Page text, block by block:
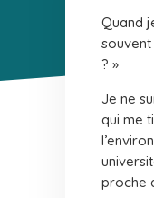
Quand
? »
Je ne
qui me
proche